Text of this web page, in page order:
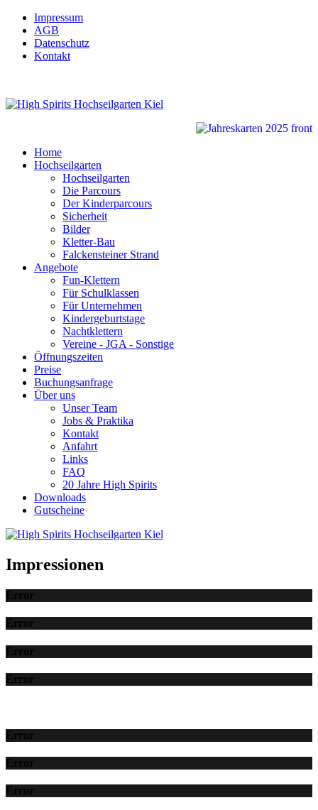
Impressum
AGB
Datenschutz
Kontakt
Home
Hochseilgarten
Hochseilgarten
Die Parcours
Der Kinderparcours
Sicherheit
Bilder
Kletter-Bau
Falckensteiner Strand
Angebote
Fun-Klettern
Für Schulklassen
Für Unternehmen
Kindergeburtstage
Nachtklettern
Vereine - JGA - Sonstige
Öffnungszeiten
Preise
Buchungsanfrage
Über uns
Unser Team
Jobs & Praktika
Kontakt
Anfahrt
Links
FAQ
20 Jahre High Spirits
Downloads
Gutscheine
Impressionen
Error
Error
Error
Error
Error
Error
Error